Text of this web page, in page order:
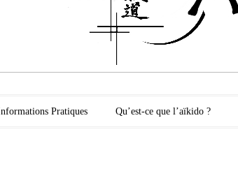
Pratiques Qu’est-ce que l’aïkido ?